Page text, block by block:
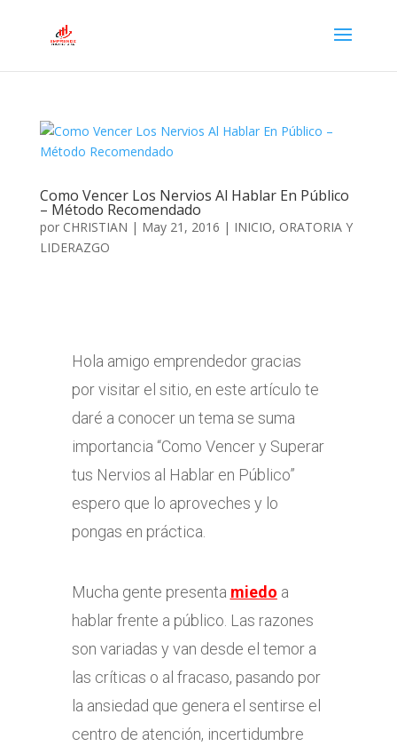
Como Vencer Los Nervios Al Hablar En Público
– Método Recomendado
por CHRISTIAN | May 21, 2016 | INICIO, ORATORIA Y
LIDERAZGO
Hola amigo emprendedor gracias
por visitar el sitio, en este artículo te
daré a conocer un tema se suma
importancia “Como Vencer y Superar
tus Nervios al Hablar en Público”
espero que lo aproveches y lo
pongas en práctica.
Mucha gente presenta miedo a
hablar frente a público. Las razones
son variadas y van desde el temor a
las críticas o al fracaso, pasando por
la ansiedad que genera el sentirse el
centro de atención, incertidumbre